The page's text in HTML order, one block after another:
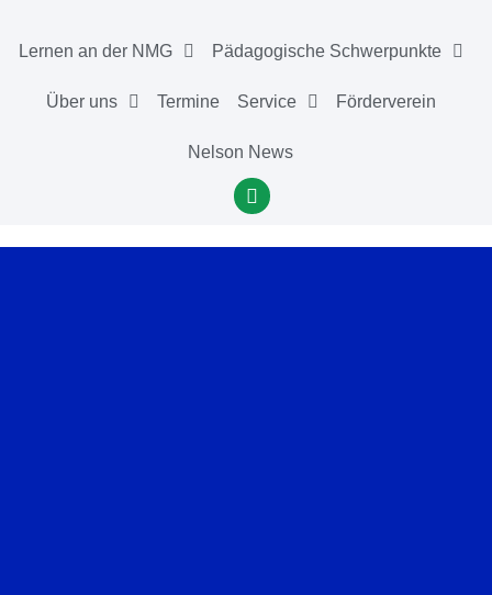
Lernen an der NMG Pädagogische Schwerpunkte
Über uns Termine Service Förderverein
Nelson News